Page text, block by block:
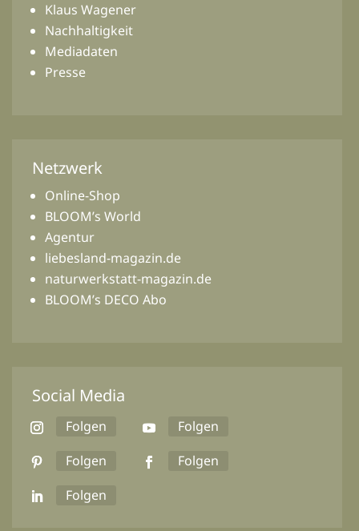
Klaus Wagener
Nachhaltigkeit
Mediadaten
Presse
Netzwerk
Online-Shop
BLOOM’s World
Agentur
liebesland-magazin.de
naturwerkstatt-magazin.de
BLOOM’s DECO Abo
Social Media
Folgen
Folgen
Folgen
Folgen
Folgen